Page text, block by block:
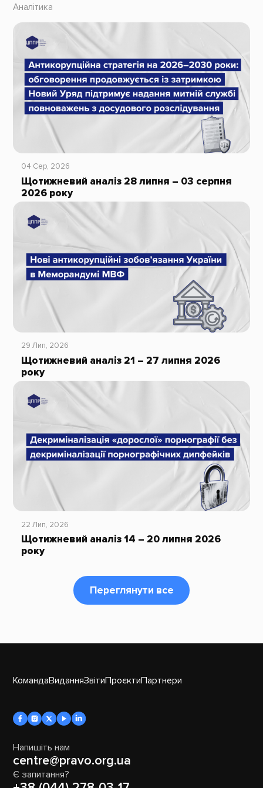
Аналітика
04 Сер, 2026
Щотижневий аналіз 28 липня – 03 серпня
2026 року
29 Лип, 2026
Щотижневий аналіз 21 – 27 липня 2026
року
22 Лип, 2026
Щотижневий аналіз 14 – 20 липня 2026
року
Переглянути все
КомандаВиданняЗвітиПроєктиПартнери
Напишіть нам
centre@pravo.org.ua
Є запитання?